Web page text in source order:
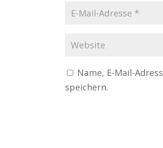
Name, E-Mail-
speichern.